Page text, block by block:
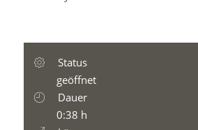
Status
geöffnet
Dauer
0:38 h